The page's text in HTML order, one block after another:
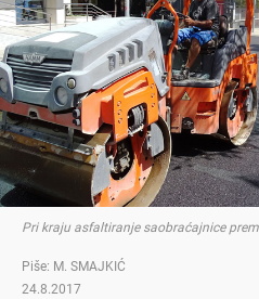
Pri kraju asfaltiranje saobraćajnice
Piše: M. SMAJKIĆ
24.8.2017